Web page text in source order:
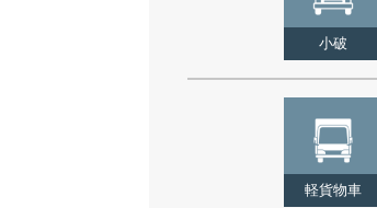
小破
軽貨物車